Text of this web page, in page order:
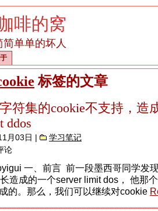
啡的窝
简单单的坏人
标签的文章
符集的cookie不支持，造
ddos
月03日 | 学习笔记
论
一、前言 前一段墨西哥同学发
造成的一个server limit dos， 他那
的。那么，我们可以继续对cookie